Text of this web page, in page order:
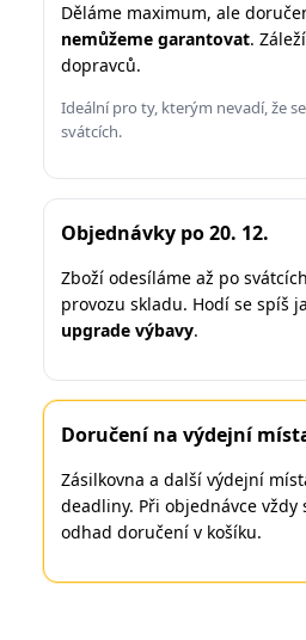
Děláme maximum, ale
nemůžeme garantovat.
dopravců.
Ideální pro ty, kterým nevadí, že
svátcích.
Objednávky po 20. 12.
Zboží odesíláme až po
provozu skladu. Hodí se spíš
upgrade výbavy.
Doručení na výdejní
Zásilkovna a další výdejní
deadliny. Při objednávce
odhad doručení v košíku.